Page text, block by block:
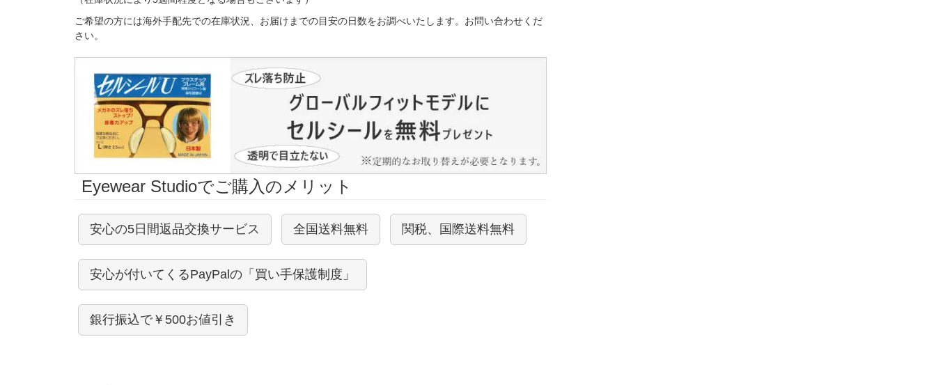
ご希望の方には海外手配先での在庫状況、お届けまでの目安の日数をお調べいたします。お問い合わせくだ
さい。
Eyewear Studioでご購入のメリット
安心の5日間返品交換サービス 全国送料無料 関税、国際送料無料
安心が付いてくるPayPalの「買い手保護制度」
銀行振込で￥500お値引き